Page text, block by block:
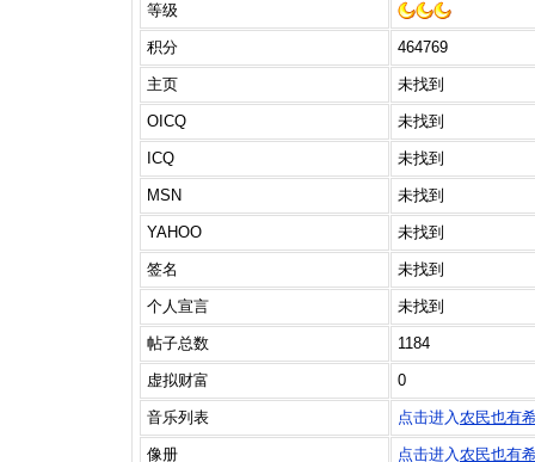
等级
积分 464769
主页 未找到
OICQ 未找到
ICQ 未找到
MSN 未找到
YAHOO 未找到
签名 未找到
个人宣言 未找到
帖子总数 1184
虚拟财富 0
音乐列表 点击进入农民也有
像册 点击进入农民也有